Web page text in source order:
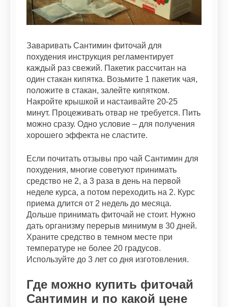
Заваривать Сантимин фиточай для
похудения инструкция регламентирует
каждый раз свежий. Пакетик рассчитан на
один стакан кипятка. Возьмите 1 пакетик чая,
положите в стакан, залейте кипятком.
Накройте крышкой и настаивайте 20-25
минут. Процеживать отвар не требуется. Пить
можно сразу. Одно условие – для получения
хорошего эффекта не сластите.
Если почитать отзывы про чай Сантимин для
похудения, многие советуют принимать
средство не 2, а 3 раза в день на первой
неделе курса, а потом переходить на 2. Курс
приема длится от 2 недель до месяца.
Дольше принимать фиточай не стоит. Нужно
дать организму перерыв минимум в 30 дней.
Храните средство в темном месте при
температуре не более 20 градусов.
Используйте до 3 лет со дня изготовления.
Где можно купить фиточай
Сантимин и по какой цене